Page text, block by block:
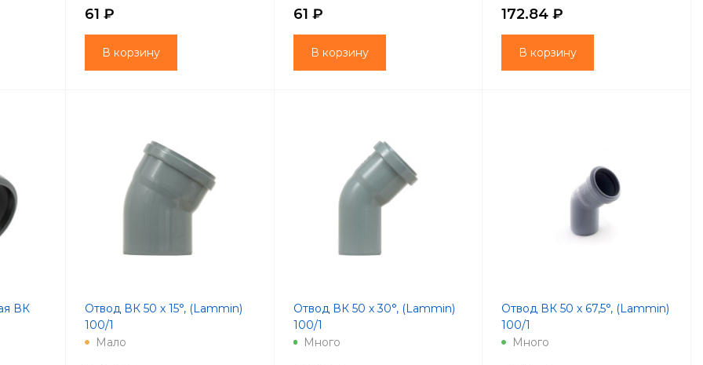
61 ₽
В корзину
61 ₽
В корзину
172.84 ₽
В корзину
ВК
Отвод ВК 50 х 15°, (Lammin)
100/1
Мало
Отвод ВК 50 х 30°, (Lammin)
100/1
Много
Отвод ВК 50 х 67,5°, (Lammin)
100/1
Много